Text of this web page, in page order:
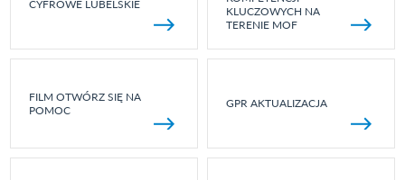
CYFROWE LUBELSKIE
KLUCZOWYCH NA
TERENIE MOF
FILM OTWÓRZ SIĘ NA
POMOC
GPR AKTUALIZACJA